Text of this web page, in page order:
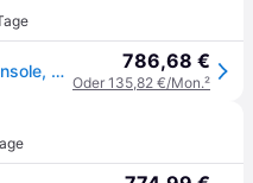
Microsoft Xbox Series X, Spielkonsole, Schwarz 786,68 €
Oder 135,82 €/Mon.²